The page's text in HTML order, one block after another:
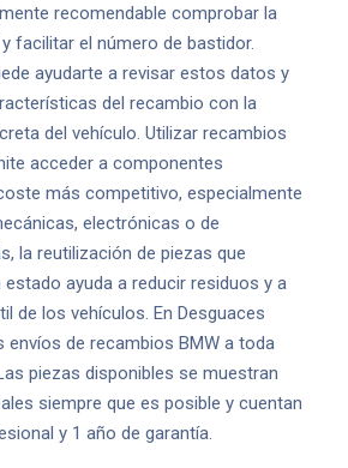
recomendable comprobar la
facilitar el número de bastidor.
ayudarte a revisar estos datos y
del recambio con la
del vehículo. Utilizar recambios
acceder a componentes
más competitivo, especialmente
electrónicas o de
la reutilización de piezas que
ayuda a reducir residuos y a
de los vehículos. En Desguaces
envíos de recambios BMW a toda
piezas disponibles se muestran
siempre que es posible y cuentan
y 1 año de garantía.